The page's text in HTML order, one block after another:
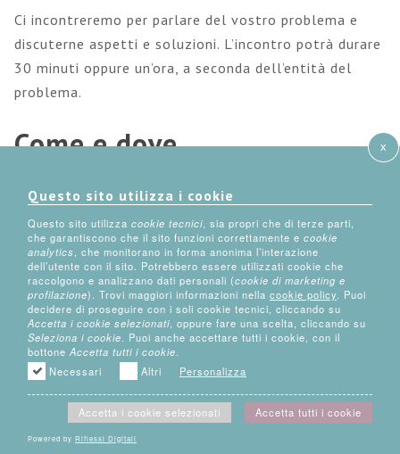
Ci incontreremo per parlare del vostro problema e
discuterne aspetti e soluzioni. L’incontro potrà durare
30 minuti oppure un’ora, a seconda dell’entità del
problema.
Come e dove
oppure nel mio studio che si trova in Via
Piedicavallo 39 a Torino.
Costo della consulenza
Il costo della consulenza di 30 minuti è di 50 euro
+ 2% di Cassa Previdenziale Nazionale.
Il costo della consulenza di 1 ora è di 85 euro +
2% di Cassa Previdenziale Nazionale.
La spesa della consulenza è detraibile al 19%
x
Questo sito utilizza i cookie
Questo sito utilizza cookie tecnici, sia propri che di terze parti,
che garantiscono che il sito funzioni correttamente e cookie
analytics, che monitorano in forma anonima l’interazione
dell’utente con il sito. Potrebbero essere utilizzati cookie che
raccolgono e analizzano dati personali (cookie di marketing e
profilazione). Trovi maggiori informazioni nella cookie policy. Puoi
decidere di proseguire con i soli cookie tecnici, cliccando su
Accetta i cookie selezionati, oppure fare una scelta, cliccando su
Seleziona i cookie. Puoi anche accettare tutti i cookie, con il
bottone Accetta tutti i cookie.
Necessari
Altri Personalizza
Accetta i cookie selezionati Accetta tutti i cookie
Powered by Riflessi Digitali